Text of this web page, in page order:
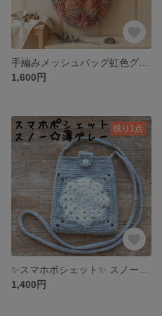
1,600円
残り1点
1,400円